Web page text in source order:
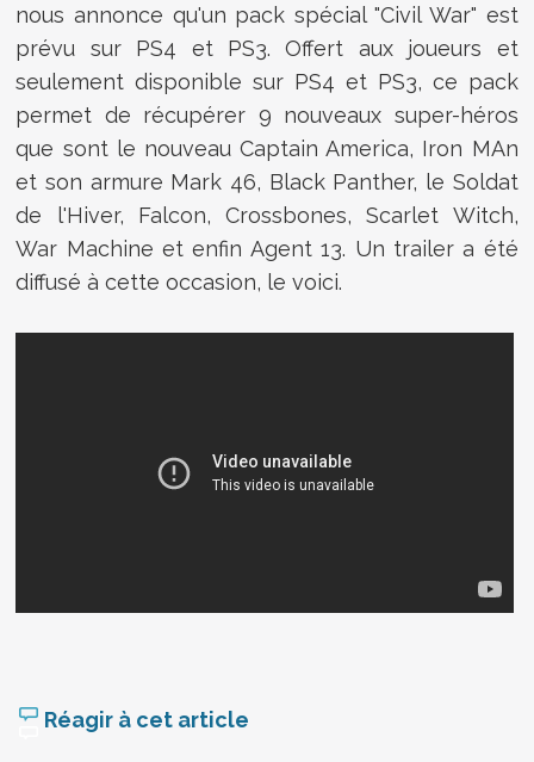
nous annonce qu'un pack spécial "Civil War" est
prévu sur PS4 et PS3. Offert aux joueurs et
seulement disponible sur PS4 et PS3, ce pack
permet de récupérer 9 nouveaux super-héros
que sont le nouveau Captain America, Iron MAn
et son armure Mark 46, Black Panther, le Soldat
de l'Hiver, Falcon, Crossbones, Scarlet Witch,
War Machine et enfin Agent 13. Un trailer a été
diffusé à cette occasion, le voici.
Réagir à cet article